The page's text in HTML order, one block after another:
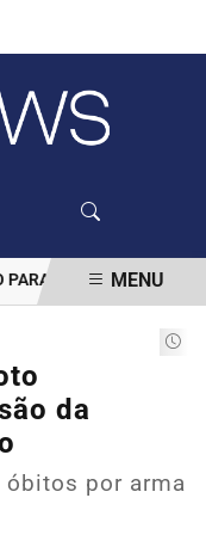
COMPROVARMENU
da
óbitos por arma